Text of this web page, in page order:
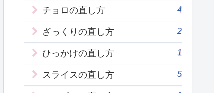
チョロの直し方 4
ざっくりの直し方 2
ひっかけの直し方 1
スライスの直し方 5